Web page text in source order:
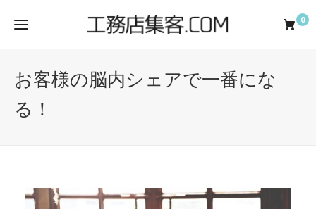
0
お客様の脳内シェアで一番にな
る！